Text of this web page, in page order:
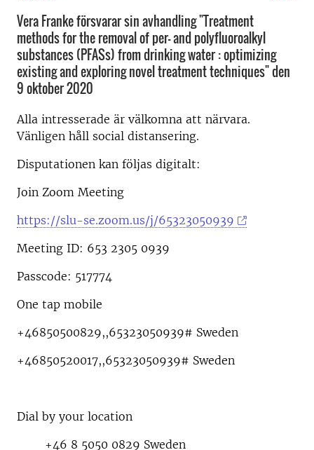
Vera Franke försvarar sin avhandling "Treatment
methods for the removal of per- and polyfluoroalkyl
substances (PFASs) from drinking water : optimizing
existing and exploring novel treatment techniques" den
9 oktober 2020
Alla intresserade är välkomna att närvara.
Vänligen håll social distansering.
Disputationen kan följas digitalt:
Join Zoom Meeting
https://slu-se.zoom.us/j/65323050939
Meeting ID: 653 2305 0939
Passcode: 517774
One tap mobile
+46850500829,,65323050939# Sweden
+46850520017,,65323050939# Sweden
Dial by your location
+46 8 5050 0829 Sweden